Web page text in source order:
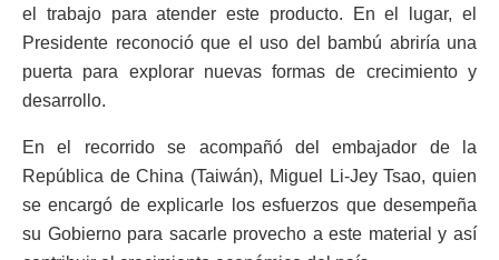
el trabajo para atender este producto. En el lugar, el
Presidente reconoció que el uso del bambú abriría una
puerta para explorar nuevas formas de crecimiento y
desarrollo.
En el recorrido se acompañó del embajador de la
República de China (Taiwán), Miguel Li-Jey Tsao, quien
se encargó de explicarle los esfuerzos que desempeña
su Gobierno para sacarle provecho a este material y así